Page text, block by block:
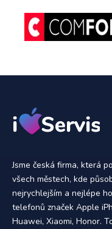
Jsme česká firma, která
všech městech, kde
nejrychlejším a nejlépe
telefonů značek Apple
Huawei, Xiaomi, Honor.